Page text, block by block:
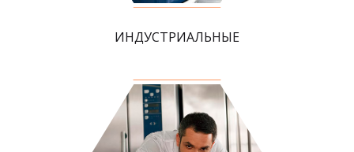
ИНДУСТРИАЛЬНЫЕ